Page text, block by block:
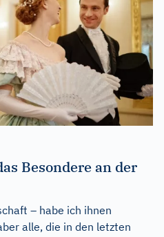
Besondere an der
– habe ich ihnen
alle, die in den letzten